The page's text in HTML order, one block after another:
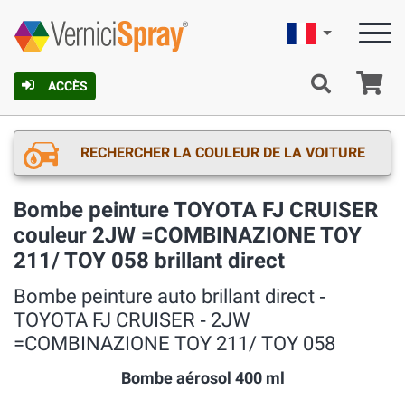
ACCÈS
Française
RECHERCHER LA COULEUR DE LA VOITURE
Bombe peinture TOYOTA FJ CRUISER
couleur 2JW =COMBINAZIONE TOY
211/ TOY 058 brillant direct
Bombe peinture auto brillant direct ‐
TOYOTA FJ CRUISER ‐ 2JW
=COMBINAZIONE TOY 211/ TOY 058
Bombe aérosol 400 ml